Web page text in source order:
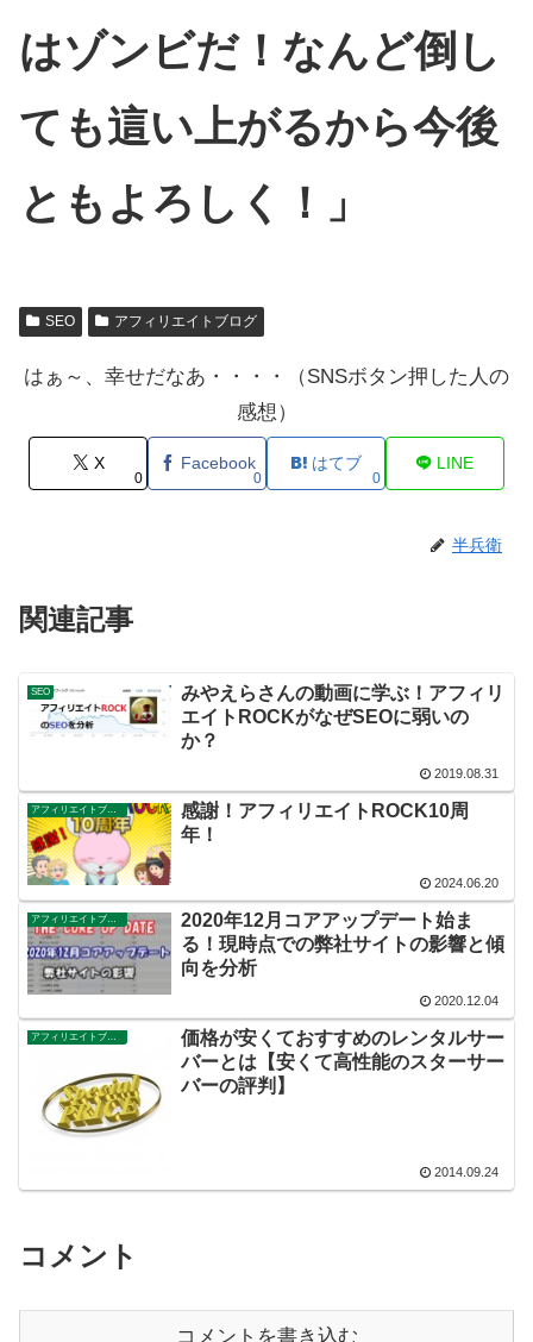
はゾンビだ！なんど倒し
ても這い上がるから今後
ともよろしく！」
SEO アフィリエイトブログ
はぁ～、幸せだなあ・・・・（SNSボタン押した人の
感想）
X
0
Facebook
0
はてブ
0
LINE
半兵衛
関連記事
SEO
みやえらさんの動画に学ぶ！アフィリ
エイトROCKがなぜSEOに弱いの
か？
2019.08.31
アフィリエイトブログ
感謝！アフィリエイトROCK10周
年！
2024.06.20
アフィリエイトブログ
2020年12月コアアップデート始ま
る！現時点での弊社サイトの影響と傾
向を分析
2020.12.04
アフィリエイトブログ
価格が安くておすすめのレンタルサー
バーとは【安くて高性能のスターサー
バーの評判】
2014.09.24
コメント
コメントを書き込む